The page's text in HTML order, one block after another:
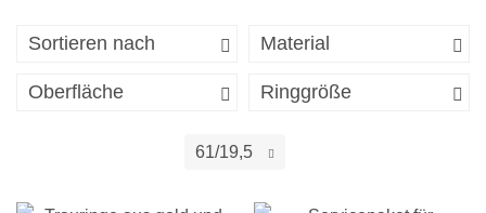
Sortieren nach Material
Oberfläche Ringgröße
61/19,5